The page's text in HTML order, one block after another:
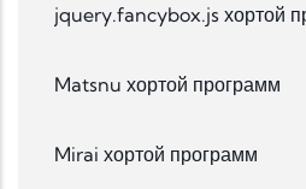
jquery.fancybox.js хортой
Matsnu хортой программ
Mirai хортой программ